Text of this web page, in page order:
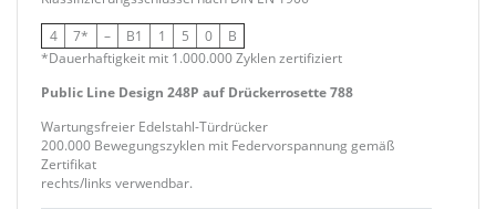
4 7* – B1 1 5 0
B
*Dauerhaftigkeit mit 1.000.000 Zyklen zertifiziert
Public Line Design 248P auf Drückerrosette 788
Wartungsfreier Edelstahl-Türdrücker
200.000 Bewegungszyklen mit Federvorspannung gemäß
Zertifikat
rechts/links verwendbar.